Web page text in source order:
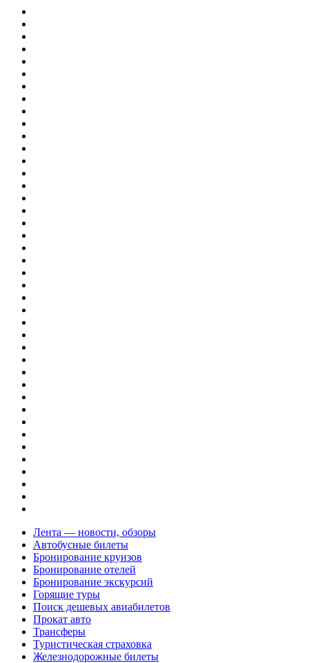
Лента — новости, обзоры
Автобусные билеты
Бронирование круизов
Бронирование отелей
Бронирование экскурсий
Горящие туры
Поиск дешевых авиабилетов
Прокат авто
Трансферы
Туристическая страховка
Железнодорожные билеты